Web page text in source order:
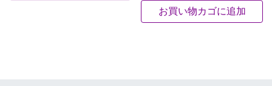
お買い物カゴに追加